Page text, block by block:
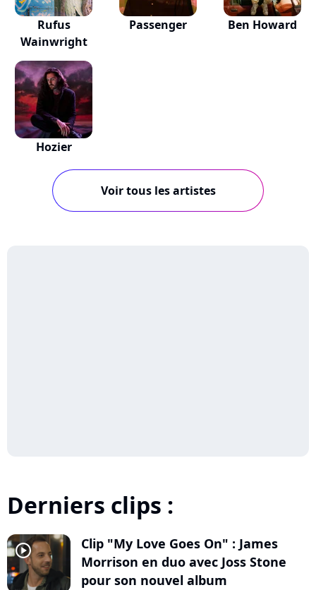
Rufus
Wainwright
Passenger Ben Howard
Hozier
Voir tous les artistes
Derniers clips :
player2
Clip "My Love Goes On" : James
Morrison en duo avec Joss Stone
pour son nouvel album